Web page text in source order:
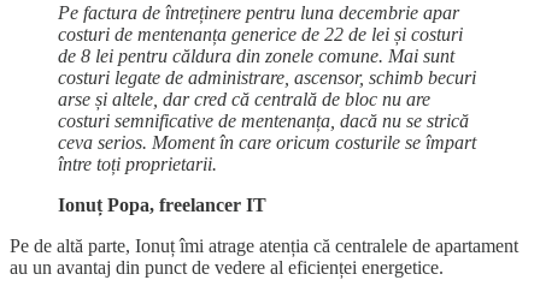
Pe factura de întreținere pentru luna decembrie apar
costuri de mentenanța generice de 22 de lei și costuri
de 8 lei pentru căldura din zonele comune. Mai sunt
costuri legate de administrare, ascensor, schimb becuri
arse și altele, dar cred că centrală de bloc nu are
costuri semnificative de mentenanța, dacă nu se strică
ceva serios. Moment în care oricum costurile se împart
între toți proprietarii.
Ionuț Popa, freelancer IT
Pe de altă parte, Ionuț îmi atrage atenția că centralele de apartament
au un avantaj din punct de vedere al eficienței energetice.